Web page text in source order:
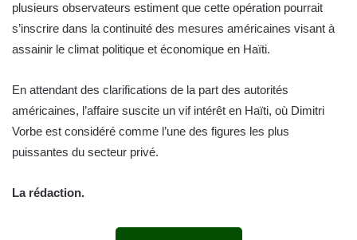
plusieurs observateurs estiment que cette opération pourrait
s’inscrire dans la continuité des mesures américaines visant à
assainir le climat politique et économique en Haïti.
En attendant des clarifications de la part des autorités
américaines, l’affaire suscite un vif intérêt en Haïti, où Dimitri
Vorbe est considéré comme l’une des figures les plus
puissantes du secteur privé.
La rédaction.